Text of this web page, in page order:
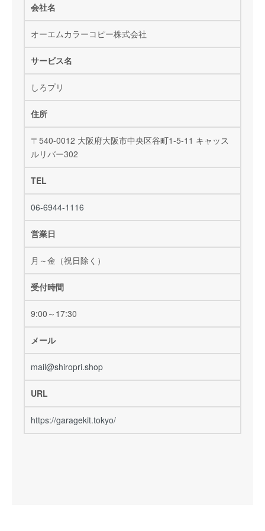
会社名
オーエムカラーコピー株式会社
サービス名
しろプリ
住所
〒540-0012 大阪府大阪市中央区谷町1-5-11 キャッス
ルリバー302
TEL
06-6944-1116
営業日
月～金（祝日除く）
受付時間
9:00～17:30
メール
mail@shiropri.shop
URL
https://garagekit.tokyo/